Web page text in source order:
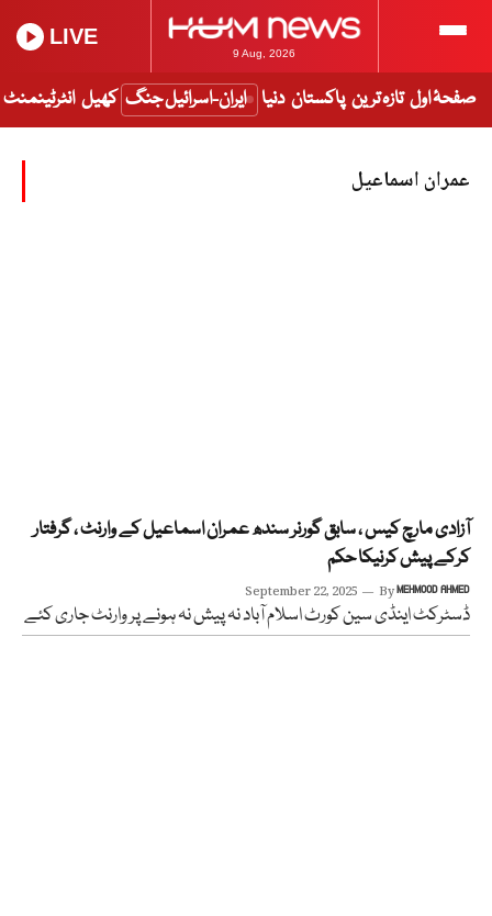
9 Aug, 2026
LIVE
صفحۂ اول تازہ ترین پاکستان دنیا ایران-اسرائیل جنگ کھیل انٹرٹینمنٹ
عمران اسماعیل
آزادی مارچ کیس ، سابق گورنر سندھ عمران اسماعیل کے وارنٹ ، گرفتار
کرکے پیش کرنیکا حکم
September 22, 2025 ByMEHMOOD AHMED
ڈسٹرکٹ اینڈی سین کورٹ اسلام آباد نہ پیش نہ ہونے پر وارنٹ جاری کئے